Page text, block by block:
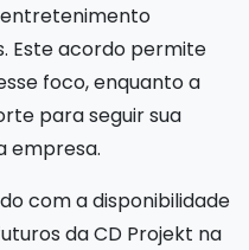
entretenimento
Este acordo permite
foco, enquanto a
para seguir sua
empresa.
com a disponibilidade
da CD Projekt na